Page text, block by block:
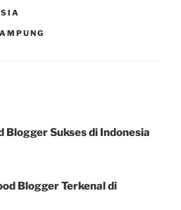
Blogger Sukses di Indonesia
Blogger Terkenal di